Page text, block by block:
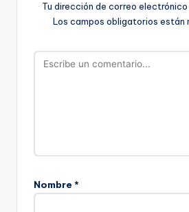
Tu dirección de correo electrónico
Los campos obligatorios están
Nombre *